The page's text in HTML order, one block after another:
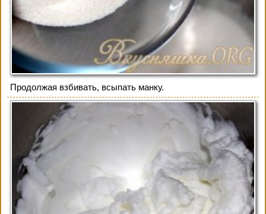
Продолжая взбивать, всыпать манку.